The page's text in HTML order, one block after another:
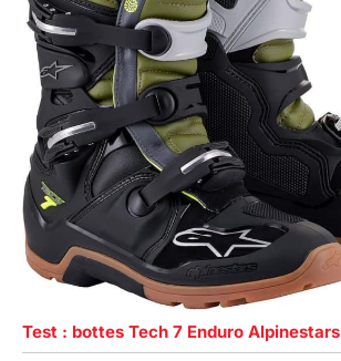
Test : bottes Tech 7 Enduro Alpinestars